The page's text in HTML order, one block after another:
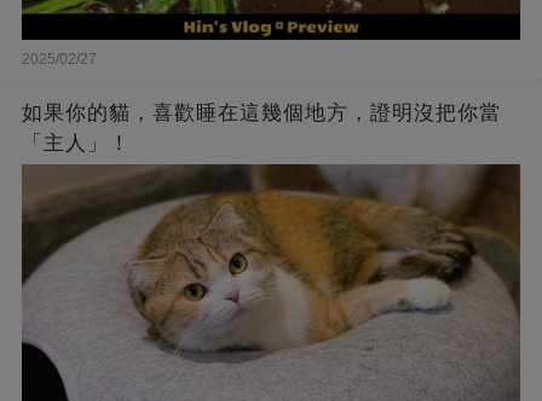
2025/02/27
如果你的貓，喜歡睡在這幾個地方，證明沒把你當
「主人」！